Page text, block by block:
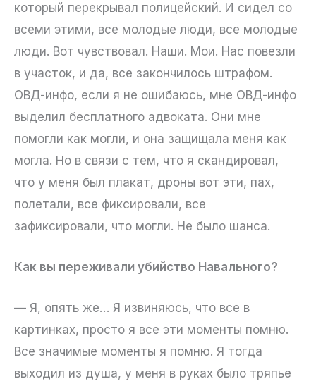
который перекрывал полицейский. И сидел со
всеми этими, все молодые люди, все молодые
люди. Вот чувствовал. Наши. Мои. Нас повезли
в участок, и да, все закончилось штрафом.
ОВД-инфо, если я не ошибаюсь, мне ОВД-инфо
выделил бесплатного адвоката. Они мне
помогли как могли, и она защищала меня как
могла. Но в связи с тем, что я скандировал,
что у меня был плакат, дроны вот эти, пах,
полетали, все фиксировали, все
зафиксировали, что могли. Не было шанса.
Как вы переживали убийство Навального?
— Я, опять же… Я извиняюсь, что все в
картинках, просто я все эти моменты помню.
Все значимые моменты я помню. Я тогда
выходил из душа, у меня в руках было тряпье